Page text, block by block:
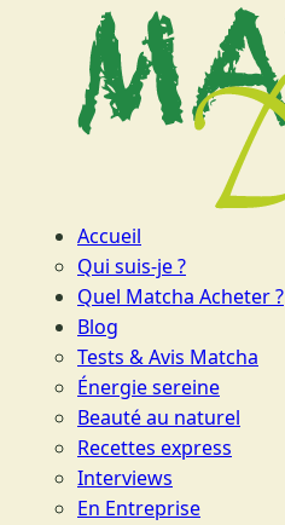
Accueil
Qui suis-je ?
Quel Matcha Acheter ?
Blog
Tests & Avis Matcha
Énergie sereine
Beauté au naturel
Recettes express
Interviews
En Entreprise